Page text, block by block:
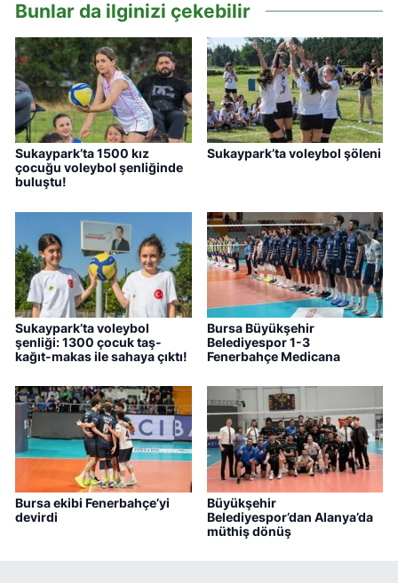
Bunlar da ilginizi çekebilir
Sukaypark’ta 1500 kız
çocuğu voleybol şenliğinde
buluştu!
Sukaypark’ta voleybol şöleni
Sukaypark’ta voleybol
şenliği: 1300 çocuk taş-
kağıt-makas ile sahaya çıktı!
Bursa Büyükşehir
Belediyespor 1-3
Fenerbahçe Medicana
Bursa ekibi Fenerbahçe’yi
devirdi
Büyükşehir
Belediyespor’dan Alanya’da
müthiş dönüş